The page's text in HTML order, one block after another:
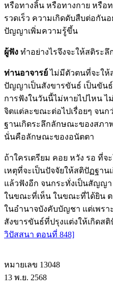
หรือทางลิ้น หรือทางกาย หรือ
รวดเร็ว ความเกิดดับสืบต่อกัน
ปัญญาเพิ่มความรู้ขึ้น
ผู้ฟัง ทำอย่างไรจึงจะให้สติระลึ
ท่านอาจารย์ไม่มีตัวตนที่จะให้
ปัญญาเป็นสังขารขันธ์ เป็นขันธ์
การฟังในวันนี้ไม่หายไปไหน
จิตแต่ละขณะต่อไปเรื่อยๆ จนก
ฐานเกิดระลึกลักษณะของสภา
นั่นคือลักษณะของอนัตตา
ถ้าใครเตรียม คอย หวัง รอ ที่
เหตุที่จะเป็นปัจจัยให้สติปัฏฐาน
แล้วฟังอีก จนกระทั่งเป็นสัญญ
ในขณะที่เห็น ในขณะที่ได้ยิน ต
ในอำนาจบังคับบัญชา แต่เพรา
สังขารขันธ์ที่ปรุงแต่งให้เกิดส
วิปัสสนา ตอนที่ 848]
หมายเลข 13048
13 พ.ย. 2568